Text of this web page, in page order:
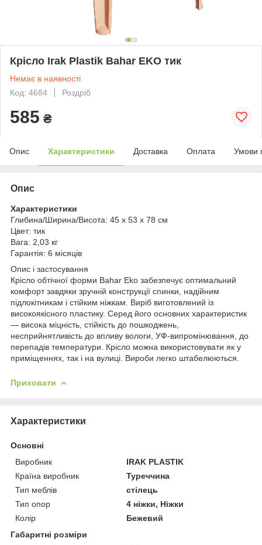
Крісло Irak Plastik Bahar EKO тик
Немає в наявності
Код: 4684
Роздріб
585 ₴
Опис Характеристики Доставка Оплата Умови
Опис
Характеристики
Глибина/Ширина/Висота: 45 x 53 x 78 см
Цвет: тик
Вага: 2,03 кг
Гарантія: 6 місяців
Опис і застосування
Крісло обтічної форми Bahar Eko забезпечує оптимальний
комфорт завдяки зручній конструкції спинки, надійним
підлокітникам і стійким ніжкам. Виріб виготовлений із
високоякісного пластику. Серед його основних характеристик
— висока міцність, стійкість до пошкоджень,
несприйнятливість до впливу вологи, УФ-випромінювання, до
перепадів температури. Крісло можна використовувати як у
приміщеннях, так і на вулиці. Вироби легко штабелюються.
Приховати
Характеристики
Основні
Виробник
IRAK PLASTIK
Країна виробник
Туреччина
Тип меблів
стілець
Тип опор
4 ніжки, Ніжки
Колір
Бежевий
Габаритні розміри